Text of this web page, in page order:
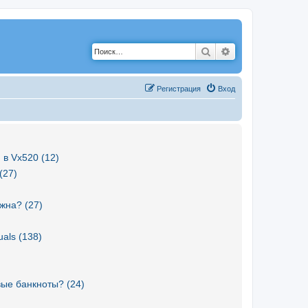
Поиск
Вход
Регистрация
Vx520 (12)
(27)
(138)
банкноты? (24)